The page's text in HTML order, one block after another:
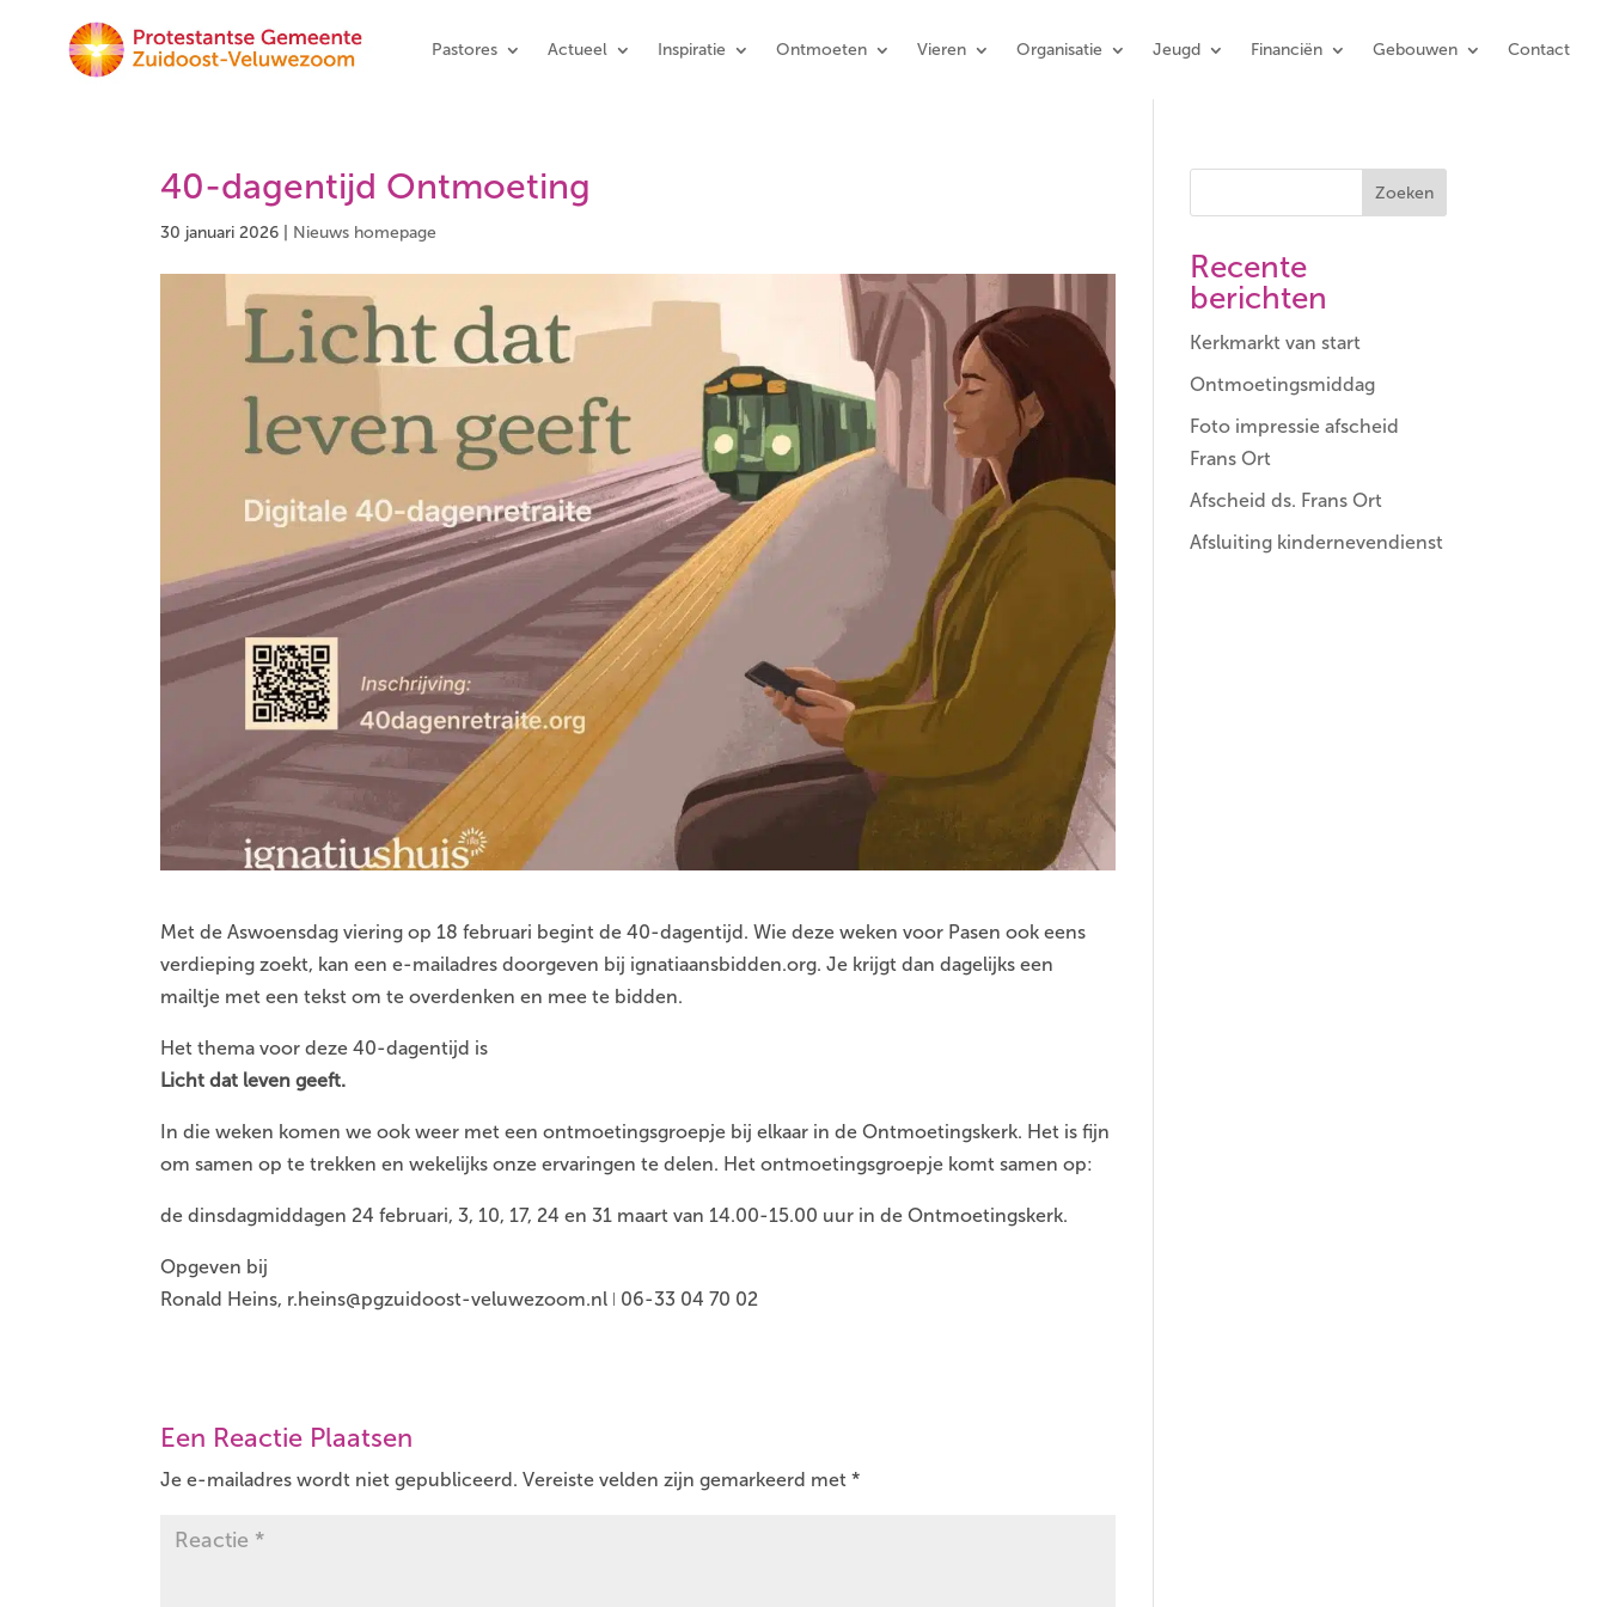
Pastores Actueel Inspiratie Ontmoeten Vieren Organisatie Jeugd Financiën Gebouwen Contact
40-dagentijd Ontmoeting
30 januari 2026 Nieuws homepage
Met de Aswoensdag viering op 18 februari begint de 40-dagentijd. Wie deze weken voor Pasen ook eens
verdieping zoekt, kan een e-mailadres doorgeven bij ignatiaansbidden.org. Je krijgt dan dagelijks een
mailtje met een tekst om te overdenken en mee te bidden.
Het thema voor deze 40-dagentijd is
Licht dat leven geeft.
In die weken komen we ook weer met een ontmoetingsgroepje bij elkaar in de Ontmoetingskerk. Het is fijn
om samen op te trekken en wekelijks onze ervaringen te delen. Het ontmoetingsgroepje komt samen op:
de dinsdagmiddagen 24 februari, 3, 10, 17, 24 en 31 maart van 14.00-15.00 uur in de Ontmoetingskerk.
Opgeven bij
Ronald Heins, r.heins@pgzuidoost-veluwezoom.nl ǀ 06-33 04 70 02
Een Reactie Plaatsen
Je e-mailadres wordt niet gepubliceerd. Vereiste velden zijn gemarkeerd met*
Zoeken
Recente
berichten
Kerkmarkt van start
Ontmoetingsmiddag
Foto impressie afscheid
Frans Ort
Afscheid ds. Frans Ort
Afsluiting kindernevendienst